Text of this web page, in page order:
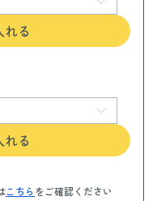
る
る
こちらをご確認ください